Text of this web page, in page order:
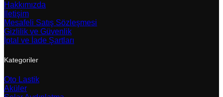
Hakkımızda
İletişim
Mesafeli Satış Sözleşmesi
Gizlilik ve Güvenlik
İptal ve İade Şartları
Kategoriler
Oto Lastik
Aküler